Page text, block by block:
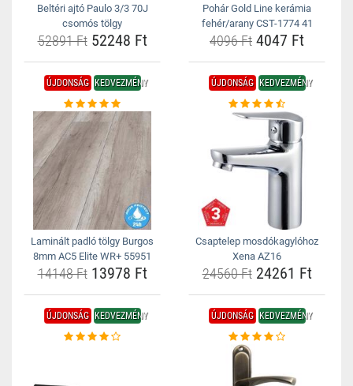
Beltéri ajtó Paulo 3/3 70J
csomós tölgy
52891 Ft52248 Ft
Pohár Gold Line kerámia
fehér/arany CST-1774 41
4096 Ft 4047 Ft
ÚJDONSÁG KEDVEZMÉNY
Laminált padló tölgy Burgos
8mm AC5 Elite WR+ 55951
14148 Ft13978 Ft
ÚJDONSÁG KEDVEZMÉNY
Csaptelep mosdókagylóhoz
Xena AZ16
24560 Ft24261 Ft
ÚJDONSÁG KEDVEZMÉNY ÚJDONSÁG KEDVEZMÉNY